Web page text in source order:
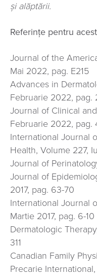
și alăptării.
Referințe pentru
Journal of the
Mai 2022, pag. E215
Advances in
Februarie 2022, pag.
Journal of Clinical
Februarie 2022, pag.
International Journal
Health, Volume 227,
Journal of
Journal of
2017, pag. 63-70
International Journal
Martie 2017, pag. 6-10
Dermatologic
311
Canadian Family
Precarie